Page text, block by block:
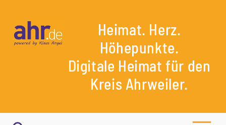
Heimat. Herz.
Höhepunkte.
Digitale Heimat für den
Kreis Ahrweiler.